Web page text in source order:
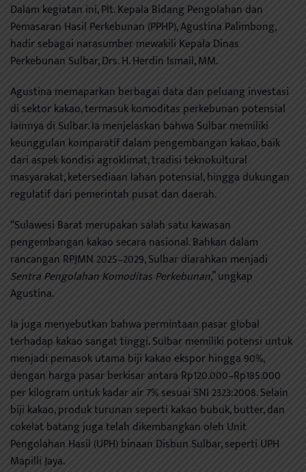
Dalam kegiatan ini, Plt. Kepala Bidang Pengolahan dan
Pemasaran Hasil Perkebunan (PPHP), Agustina Palimbong,
hadir sebagai narasumber mewakili Kepala Dinas
Perkebunan Sulbar, Drs. H. Herdin Ismail, MM.
Agustina memaparkan berbagai data dan peluang investasi
di sektor kakao, termasuk komoditas perkebunan potensial
lainnya di Sulbar. Ia menjelaskan bahwa Sulbar memiliki
keunggulan komparatif dalam pengembangan kakao, baik
dari aspek kondisi agroklimat, tradisi teknokultural
masyarakat, ketersediaan lahan potensial, hingga dukungan
regulatif dari pemerintah pusat dan daerah.
“Sulawesi Barat merupakan salah satu kawasan
pengembangan kakao secara nasional. Bahkan dalam
rancangan RPJMN 2025–2029, Sulbar diarahkan menjadi
Sentra Pengolahan Komoditas Perkebunan,” ungkap
Agustina.
Ia juga menyebutkan bahwa permintaan pasar global
terhadap kakao sangat tinggi. Sulbar memiliki potensi untuk
menjadi pemasok utama biji kakao ekspor hingga 90%,
dengan harga pasar berkisar antara Rp120.000–Rp185.000
per kilogram untuk kadar air 7% sesuai SNI 2323:2008. Selain
biji kakao, produk turunan seperti kakao bubuk, butter, dan
cokelat batang juga telah dikembangkan oleh Unit
Pengolahan Hasil (UPH) binaan Disbun Sulbar, seperti UPH
Mapilli Jaya.